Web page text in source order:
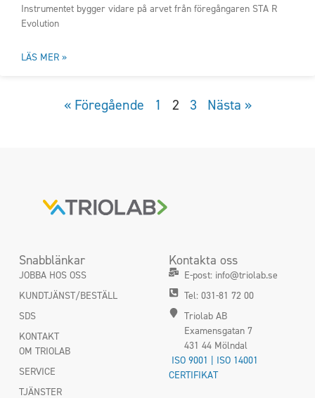
Instrumentet bygger vidare på arvet från föregångaren STA R
Evolution
LÄS MER »
« Föregående 1 2 3 Nästa »
Snabblänkar
JOBBA HOS OSS
KUNDTJÄNST/BESTÄLL
SDS
KONTAKT
OM TRIOLAB
SERVICE
TJÄNSTER
Kontakta oss
E-post: info@triolab.se
Tel: 031-81 72 00
Triolab AB
Examensgatan 7
431 44 Mölndal
ISO 9001 | ISO 14001
CERTIFIKAT